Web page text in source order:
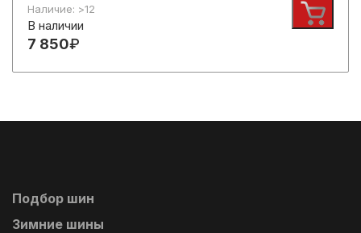
Наличие: >12
В наличии
7 850₽
Подбор шин
Зимние шины